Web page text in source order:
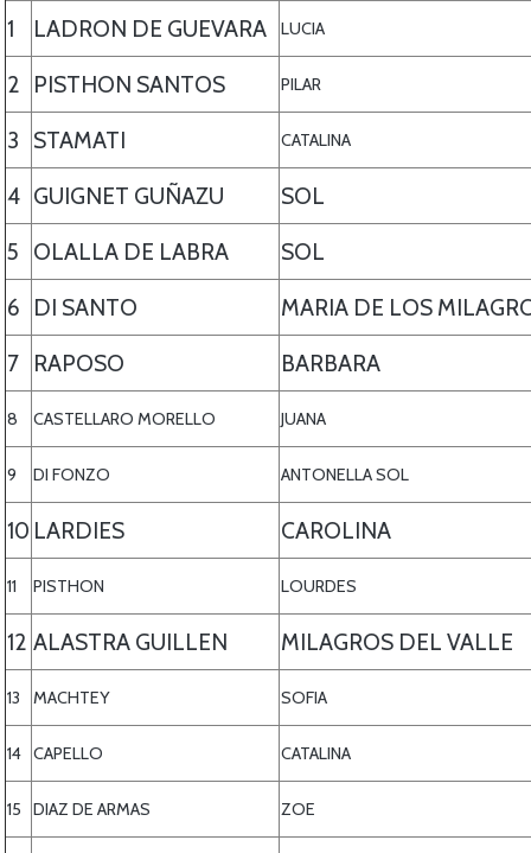
1
LADRON DE GUEVARA LUCIA
2 PISTHON SANTOS PILAR
3 STAMATI CATALINA
4 GUIGNET GUÑAZU
SOL
5 OLALLA DE LABRA
SOL
6 DI SANTO
MARIA DE LOS
7 RAPOSO BARBARA
8 CASTELLARO MORELLO JUANA
9 DI FONZO ANTONELLA SOL
10 LARDIES CAROLINA
11 PISTHON LOURDES
12 ALASTRA GUILLEN MILAGROS DEL VALLE
13 MACHTEY SOFIA
14 CAPELLO CATALINA
15 DIAZ DE ARMAS ZOE